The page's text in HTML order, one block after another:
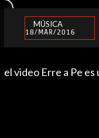
MÚSICA
18/MAR/2016
el video Erre a Pe